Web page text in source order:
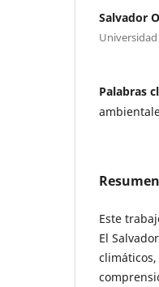
Salvador
Palabras
Resumen
Este
El